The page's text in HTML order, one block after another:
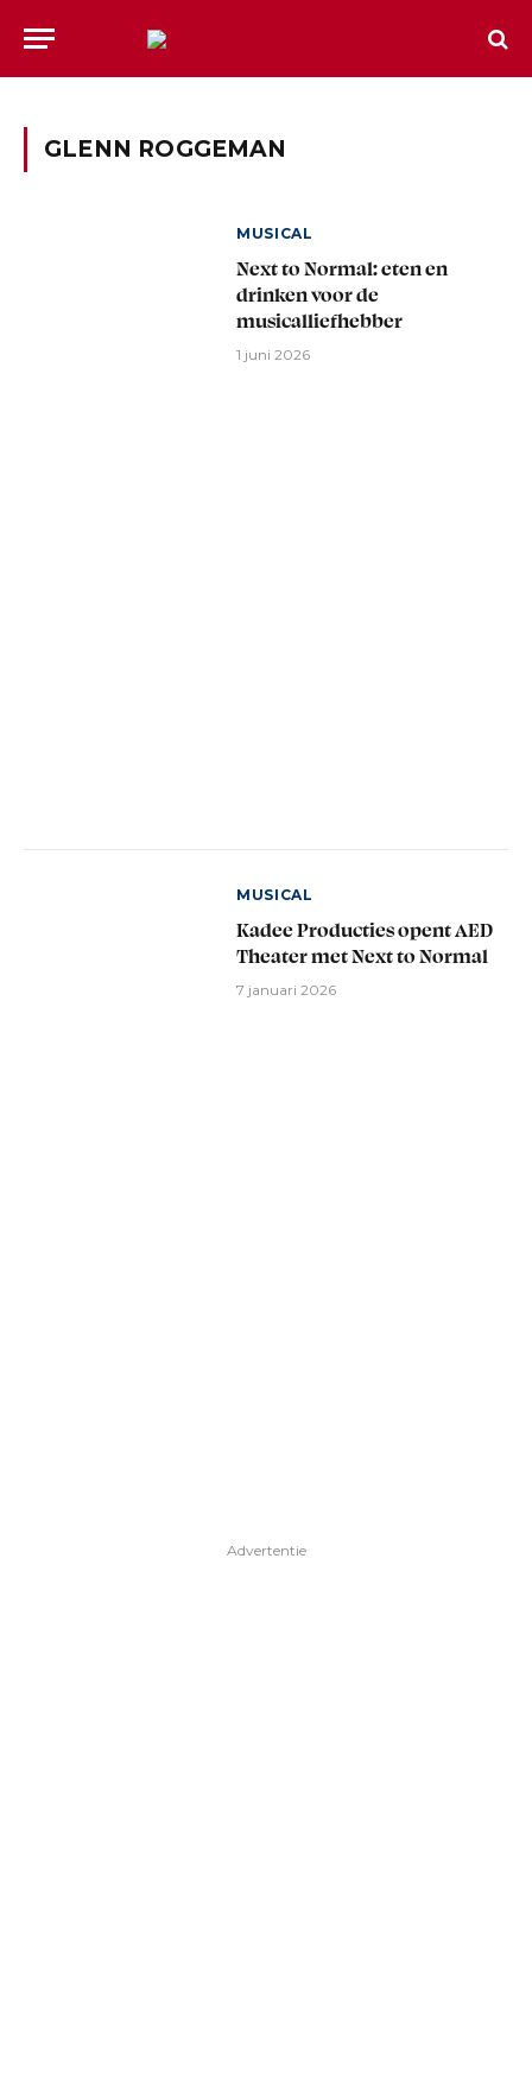
GLENN ROGGEMAN
MUSICAL
Next to Normal: eten en
drinken voor de
musicalliefhebber
1 juni 2026
MUSICAL
Kadee Producties opent AED
Theater met Next to Normal
7 januari 2026
Advertentie